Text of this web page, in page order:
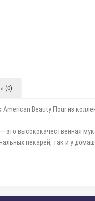
(0)
American Beauty Flour из
это высококачественная
пекарей, так и у